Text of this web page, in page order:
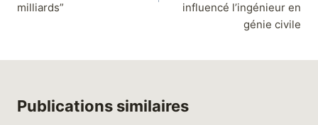
milliards”
influencé l’ingénieur en
génie civile
Publications similaires